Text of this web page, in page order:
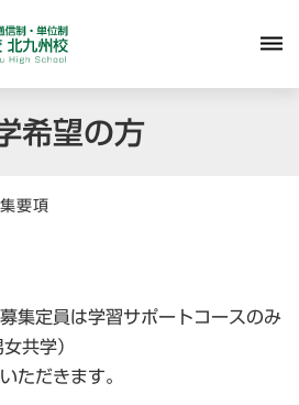
希望の方
要項
集定員は学習サポートコースのみ
共学）
ただきます。
dehaze